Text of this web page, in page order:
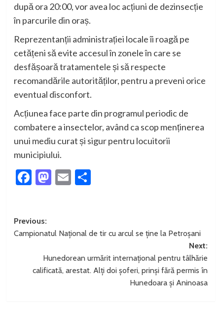
după ora 20:00, vor avea loc acțiuni de dezinsecție
în parcurile din oraș.
Reprezentanții administrației locale îi roagă pe
cetățeni să evite accesul în zonele în care se
desfășoară tratamentele și să respecte
recomandările autorităților, pentru a preveni orice
eventual disconfort.
Acțiunea face parte din programul periodic de
combatere a insectelor, având ca scop menținerea
unui mediu curat și sigur pentru locuitorii
municipiului.
Facebook
Mastodon
EmailPartajează
Post
navigation
Previous:
Campionatul Național de tir cu arcul se ține la Petroșani
Next:
Hunedorean urmărit internațional pentru tâlhărie
calificată, arestat. Alți doi șoferi, prinși fără permis în
Hunedoara și Aninoasa